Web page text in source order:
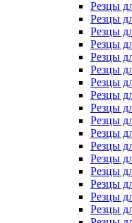
Резцы
Резцы
Резцы
Резцы
Резцы
Резцы
Резцы
Резцы
Резцы
Резцы
Резцы
Резцы
Резцы
Резцы
Резцы
Резцы
Резцы